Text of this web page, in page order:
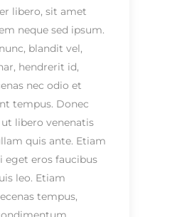
libero, sit amet
neque sed ipsum.
blandit vel,
hendrerit id,
nec odio et
tempus. Donec
libero venenatis
quis ante. Etiam
eget eros faucibus
leo. Etiam
tempus,